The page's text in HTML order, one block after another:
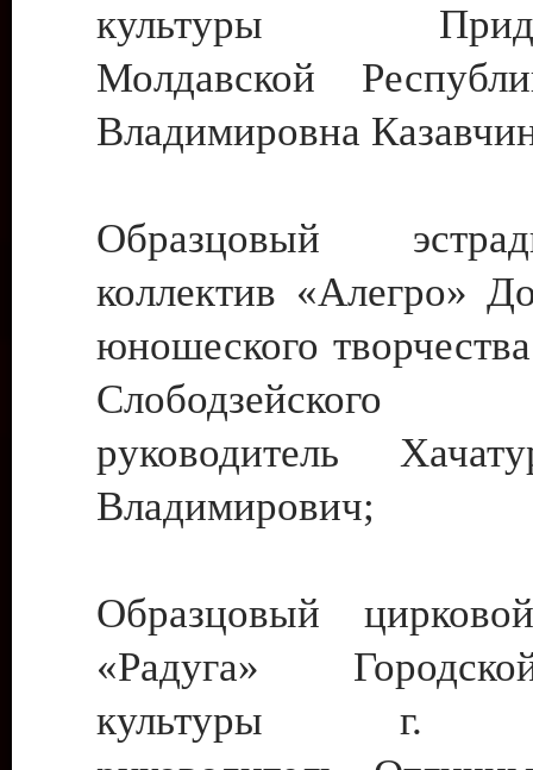
культуры
Молдавской
Владимировна
Образцовый
коллектив «Алегро»
юношеского
руководитель
Владимирович;
Образцовый
«Радуга»
культуры г.